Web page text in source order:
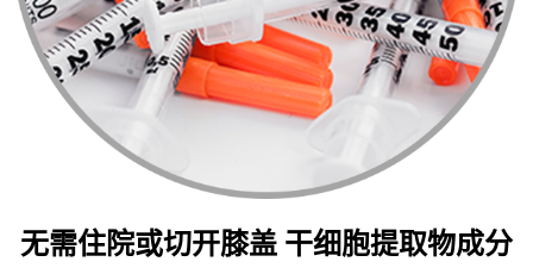
无需住院或切开膝盖 干细胞提取物成分